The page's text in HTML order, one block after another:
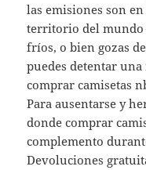
las emisiones son
territorio del
fríos, o bien gozas
puedes detentar
comprar camisetas
Para ausentarse y
donde comprar
complemento
Devoluciones